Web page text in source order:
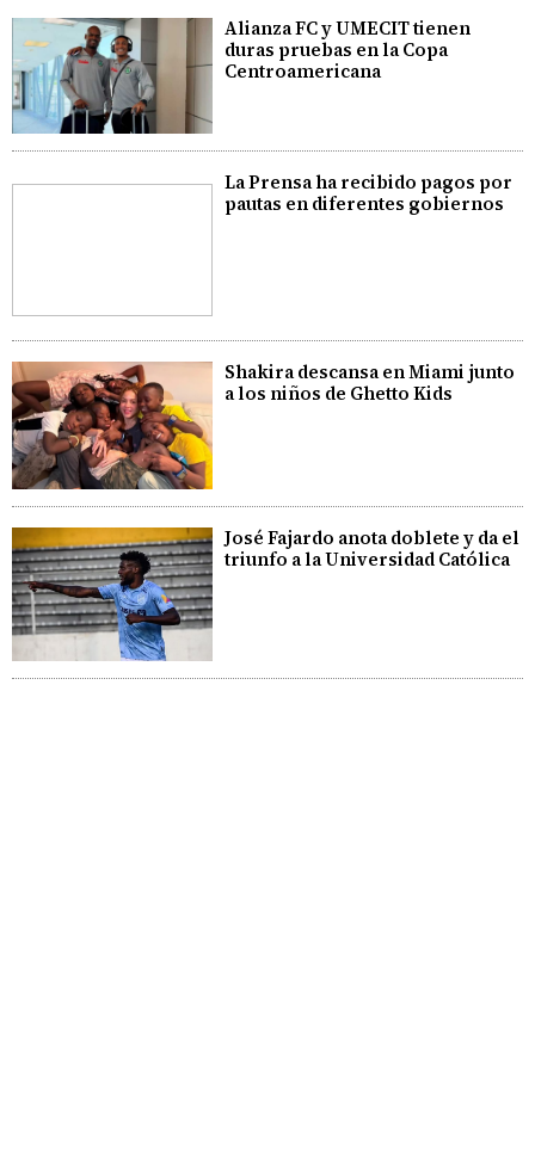
Alianza FC y UMECIT tienen
duras pruebas en la Copa
Centroamericana
La Prensa ha recibido pagos por
pautas en diferentes gobiernos
Shakira descansa en Miami junto
a los niños de Ghetto Kids
José Fajardo anota doblete y da el
triunfo a la Universidad Católica